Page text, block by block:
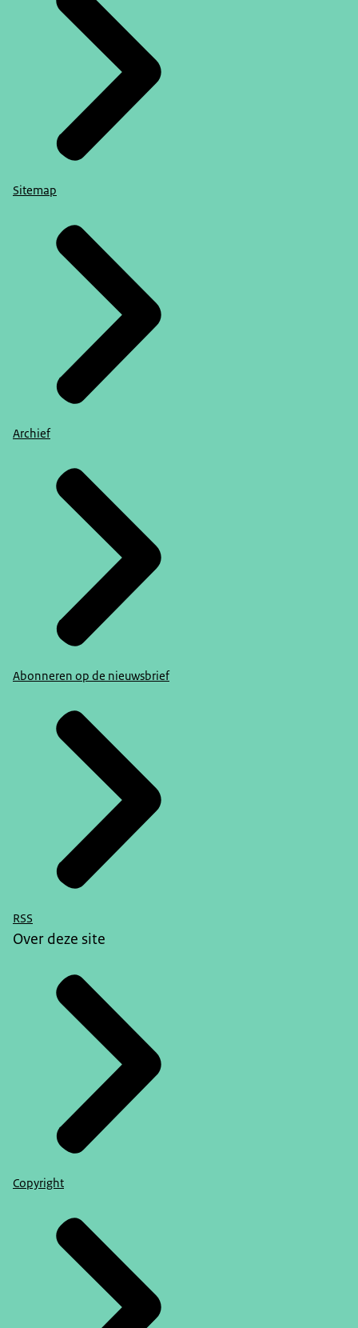
Sitemap
Archief
Abonneren op de nieuwsbrief
RSS
Over deze site
Copyright